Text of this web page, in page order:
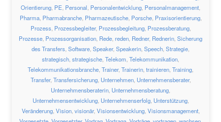
Orientierung PE Personal Personalentwicklung Personalmanagement
Pharma, Pharmabranche, Pharmazeutische, Porsche, Praxisorientierung,
Prozess, Prozessbegleiter, Prozessbegleitung, Prozessberatung,
Prozesse Prozessorganisation Rede reden Redner, Rednerin Sicherung
des Transfers Software Speaker, Speakerin Speech Strategie
strategisch strategische Telekom Telekommunikation
Telekommunikationsbranche Trainer, Trainerin trainieren Training
Transfer, Transfersicherung, Unternehmen, Unternehmensberater,
Unternehmensberaterin Unternehmensberatung
Unternehmensentwicklung, Unternehmenserfolg, Unterstützung,
Veränderung, Vision, visionär, Visionsentwicklung, Visionsmanagement,